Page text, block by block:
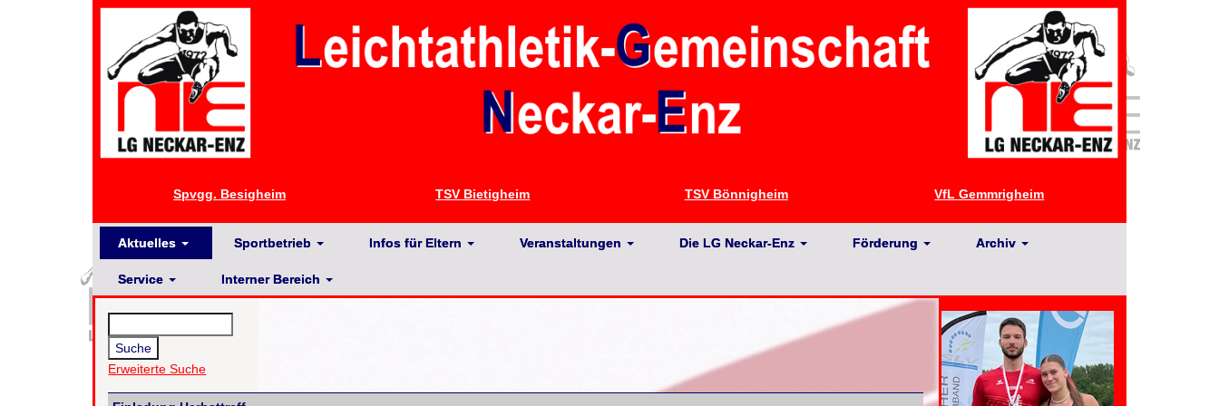
Spvgg. Besigheim TSV Bietigheim TSV Bönnigheim VfL Gemmrigheim
Aktuelles Sportbetrieb Infos für Eltern Veranstaltungen Die LG Neckar-Enz Förderung Archiv
Service Interner Bereich
Erweiterte Suche